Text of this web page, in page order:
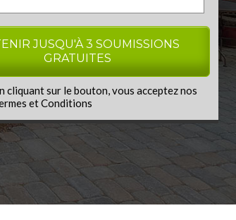
cliquant sur le bouton, vous acceptez nos
et Conditions